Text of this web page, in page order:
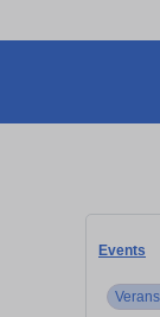
Events